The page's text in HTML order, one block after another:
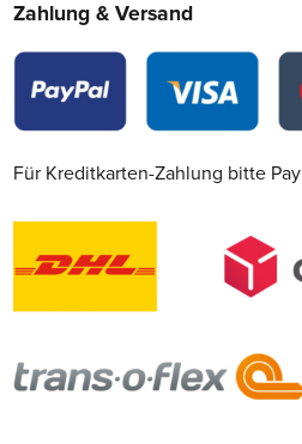
Zahlung & Versand
Für Kreditkarten-Zahlung bitte